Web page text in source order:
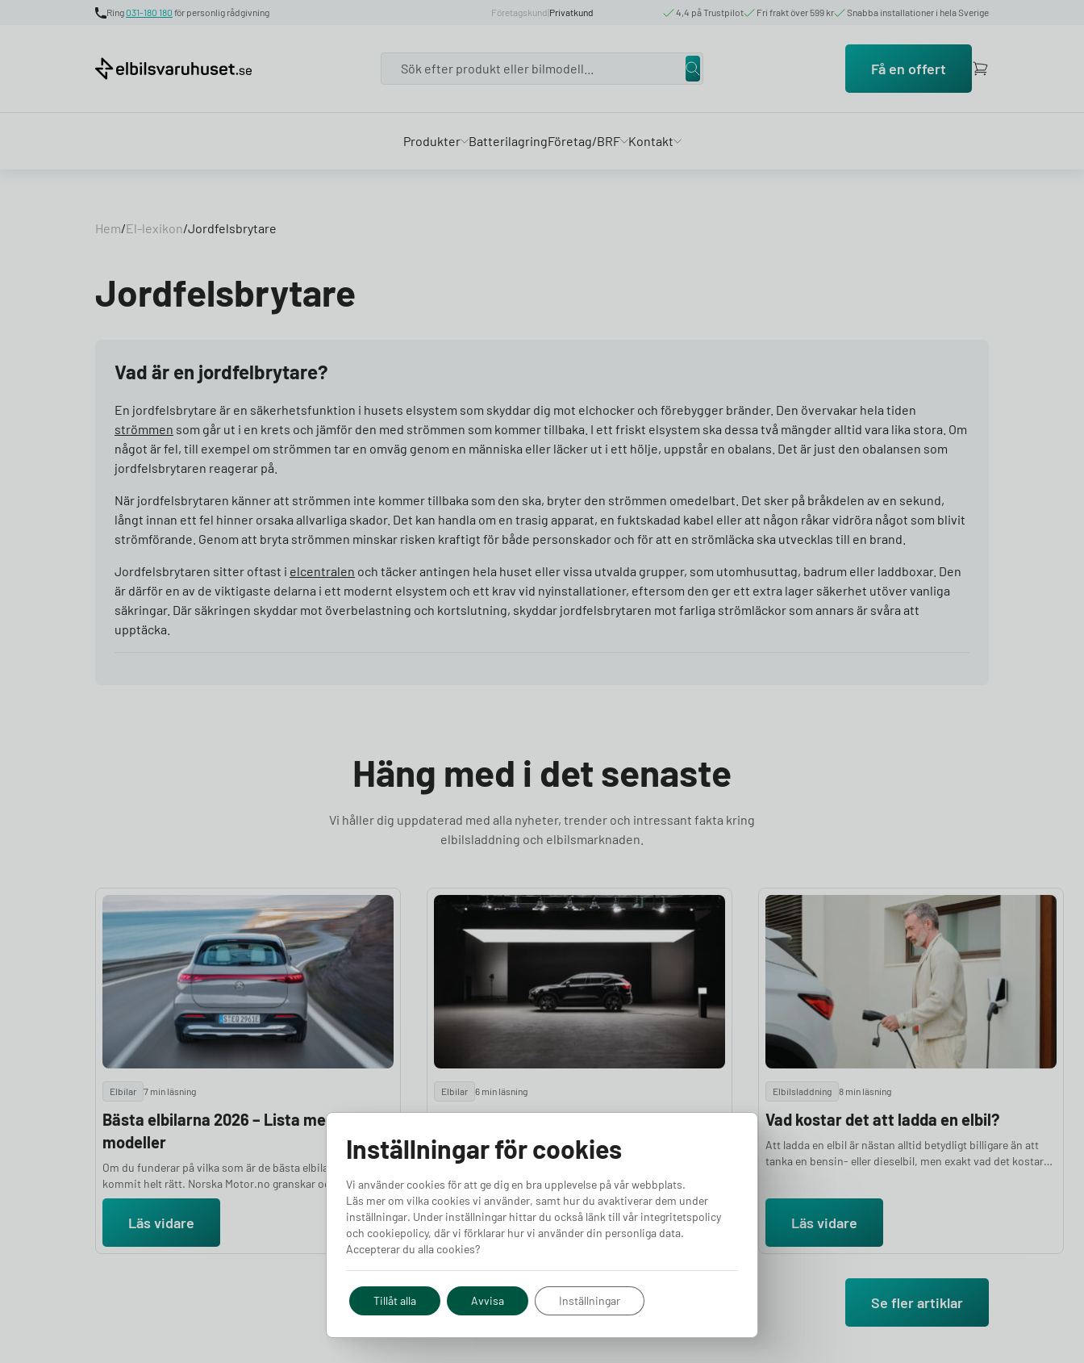
Ring031-180 180 för personlig rådgivning Företagskund|Privatkund 4,4 på Trustpilot Fri frakt över 599 kr Snabba installationer i hela Sverige
Få en offert
Produkter BatterilagringFöretag/BRF Kontakt
Hem/El-lexikon/Jordfelsbrytare
Jordfelsbrytare
Vad är en jordfelbrytare?
En jordfelsbrytare är en säkerhetsfunktion i husets elsystem som skyddar dig mot elchocker och förebygger bränder. Den övervakar hela tiden
strömmen som går ut i en krets och jämför den med strömmen som kommer tillbaka. I ett friskt elsystem ska dessa två mängder alltid vara lika stora. Om
något är fel, till exempel om strömmen tar en omväg genom en människa eller läcker ut i ett hölje, uppstår en obalans. Det är just den obalansen som
jordfelsbrytaren reagerar på.
När jordfelsbrytaren känner att strömmen inte kommer tillbaka som den ska, bryter den strömmen omedelbart. Det sker på bråkdelen av en sekund,
långt innan ett fel hinner orsaka allvarliga skador. Det kan handla om en trasig apparat, en fuktskadad kabel eller att någon råkar vidröra något som blivit
strömförande. Genom att bryta strömmen minskar risken kraftigt för både personskador och för att en strömläcka ska utvecklas till en brand.
Jordfelsbrytaren sitter oftast i elcentralen och täcker antingen hela huset eller vissa utvalda grupper, som utomhusuttag, badrum eller laddboxar. Den
är därför en av de viktigaste delarna i ett modernt elsystem och ett krav vid nyinstallationer, eftersom den ger ett extra lager säkerhet utöver vanliga
säkringar. Där säkringen skyddar mot överbelastning och kortslutning, skyddar jordfelsbrytaren mot farliga strömläckor som annars är svåra att
upptäcka.
Häng med i det senaste
Vi håller dig uppdaterad med alla nyheter, trender och intressant fakta kring
elbilsladdning och elbilsmarknaden.
Elbilar 7 min läsning
Bästa elbilarna 2026 – Lista med 24
modeller
Om du funderar på vilka som är de bästa elbilarna har du
kommit helt rätt. Norska Motor.no granskar och testar ett
stort antal elbilar varje år för att ge dig en objektiv och
välgrundad ranking. Bedömningarna bygger på en hel rad
parametrar, bland annat prestanda, räckvidd, komfort,
lastutrymme och prisvärdhet, kombinerat med experternas
Läs vidare
Elbilar 6 min läsning
Lista: De 10 populäraste elbilarna i
Sverige 2026
Volvo EX40 är Sveriges populäraste elbil under första
halvåret 2026, med 6 275 nyregistreringar mellan januari
och juni. Det är klart fler än tvåan Tesla Model Y som
registrerats 4 862 gånger under samma period. Här är de
tio elbilsmodeller som flest svenskar valt hittills under
2026, med färska siffror från Mobility Sweden.
Läs vidare
Elbilsladdning 8 min läsning
Vad kostar det att ladda en elbil?
Att ladda en elbil är nästan alltid betydligt billigare än att
tanka en bensin- eller dieselbil, men exakt vad det kostar
medan samma laddning på en publik snabbladdare kan
kosta 250 till 500 kronor. I den här artikeln går vi igenom
Läs vidare
Se fler artiklar
Inställningar för cookies
Vi använder cookies för att ge dig en bra upplevelse på vår webbplats.
Läs mer om vilka cookies vi använder, samt hur du avaktiverar dem under
inställningar. Under inställningar hittar du också länk till vår integritetspolicy
och cookiepolicy, där vi förklarar hur vi använder din personliga data.
Accepterar du alla cookies?
Tillåt alla Avvisa Inställningar